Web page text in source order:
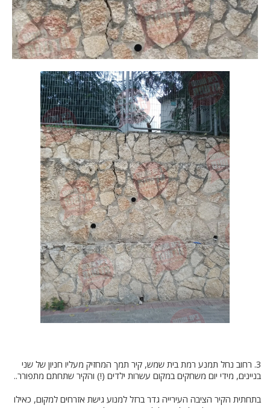
3. רחוב נחל תמנע רמת בית שמש, קיר תמך המחזיק מעליו חניון של שני
בניינים, מידי יום משחקים במקום עשרות ילדים (!) והקיר שתחתם מתפורר..
בתחתית הקיר הציבה העירייה גדר ברזל למנוע גישת אזרחים למקום, כאילו